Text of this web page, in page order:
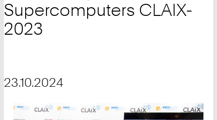
Supercomputers CLAIX-
2023
23.10.2024